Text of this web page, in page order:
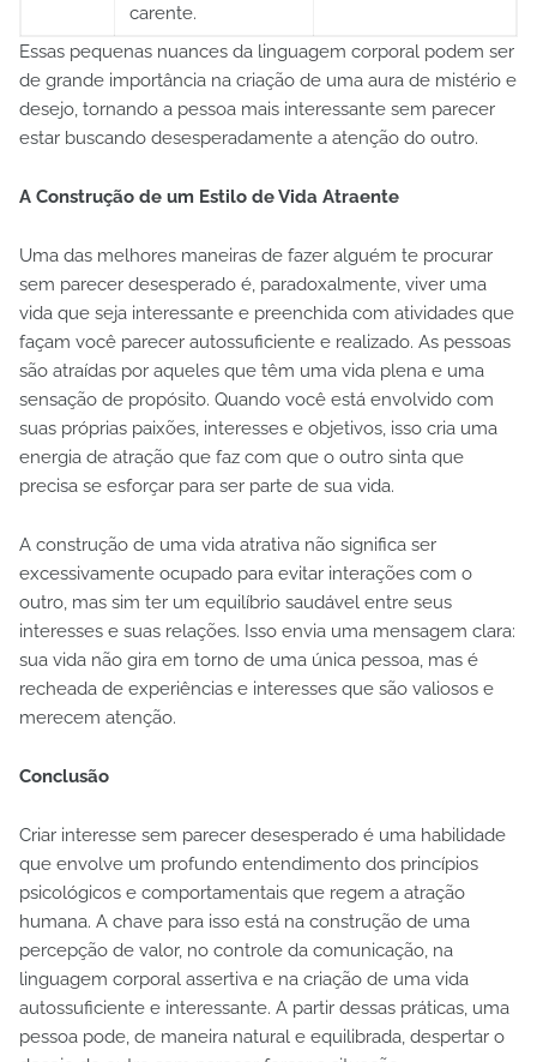
carente.
Essas pequenas nuances da linguagem corporal podem ser
de grande importância na criação de uma aura de mistério e
desejo, tornando a pessoa mais interessante sem parecer
estar buscando desesperadamente a atenção do outro.
A Construção de um Estilo de Vida Atraente
Uma das melhores maneiras de fazer alguém te procurar
sem parecer desesperado é, paradoxalmente, viver uma
vida que seja interessante e preenchida com atividades que
façam você parecer autossuficiente e realizado. As pessoas
são atraídas por aqueles que têm uma vida plena e uma
sensação de propósito. Quando você está envolvido com
suas próprias paixões, interesses e objetivos, isso cria uma
energia de atração que faz com que o outro sinta que
precisa se esforçar para ser parte de sua vida.
A construção de uma vida atrativa não significa ser
excessivamente ocupado para evitar interações com o
outro, mas sim ter um equilíbrio saudável entre seus
interesses e suas relações. Isso envia uma mensagem clara:
sua vida não gira em torno de uma única pessoa, mas é
recheada de experiências e interesses que são valiosos e
merecem atenção.
Conclusão
Criar interesse sem parecer desesperado é uma habilidade
que envolve um profundo entendimento dos princípios
psicológicos e comportamentais que regem a atração
humana. A chave para isso está na construção de uma
percepção de valor, no controle da comunicação, na
linguagem corporal assertiva e na criação de uma vida
autossuficiente e interessante. A partir dessas práticas, uma
pessoa pode, de maneira natural e equilibrada, despertar o